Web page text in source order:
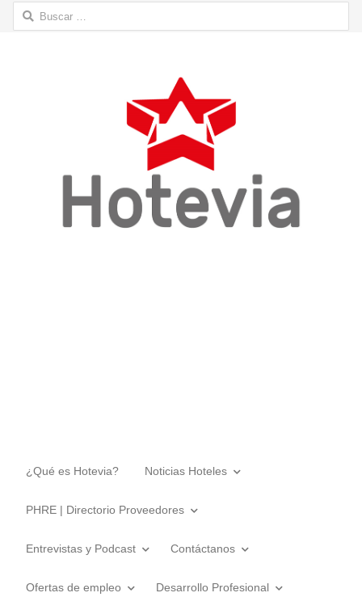
Buscar:
¿Qué es Hotevia? Noticias Hoteles
PHRE | Directorio Proveedores
Entrevistas y Podcast Contáctanos
Ofertas de empleo Desarrollo Profesional